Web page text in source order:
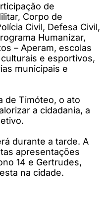
de
Corpo de
Civil, Defesa Civil,
Humanizar,
– Aperam, escolas
e esportivos,
municipais e
de Timóteo, o ato
a cidadania, a
durante a tarde. A
apresentações
14 e Gertrudes,
na cidade.